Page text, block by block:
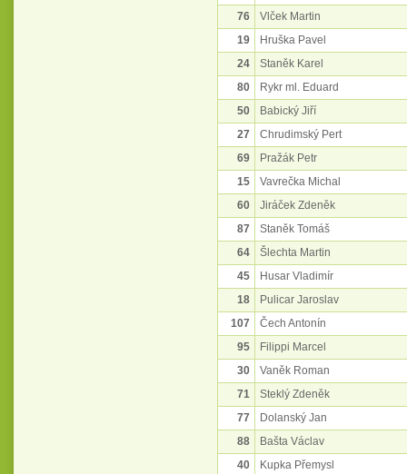
76
Vlček Martin
19
Hruška Pavel
24
Staněk Karel
80
Rykr ml. Eduard
50
Babický Jiří
27
Chrudimský Pert
69
Pražák Petr
15
Vavrečka Michal
60
Jiráček Zdeněk
87
Staněk Tomáš
64
Šlechta Martin
45
Husar Vladimír
18
Pulicar Jaroslav
107
Čech Antonín
95
Filippi Marcel
30
Vaněk Roman
71
Steklý Zdeněk
77
Dolanský Jan
88
Bašta Václav
40
Kupka Přemysl